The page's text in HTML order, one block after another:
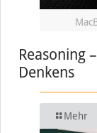
Reasoning
Denkens
Mehr